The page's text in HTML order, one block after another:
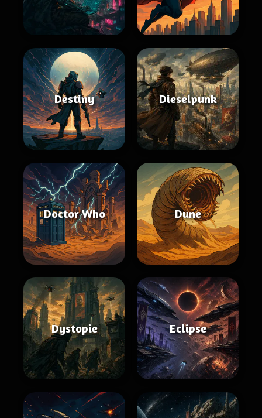
Destiny Dieselpunk
Doctor Who Dune
Dystopie Eclipse